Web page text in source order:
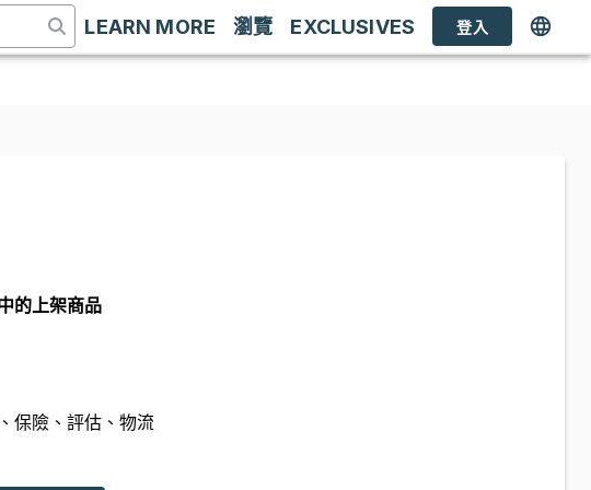
LEARN MORE 瀏覽 EXCLUSIVES 登入
的上架商品
保險、評估、物流